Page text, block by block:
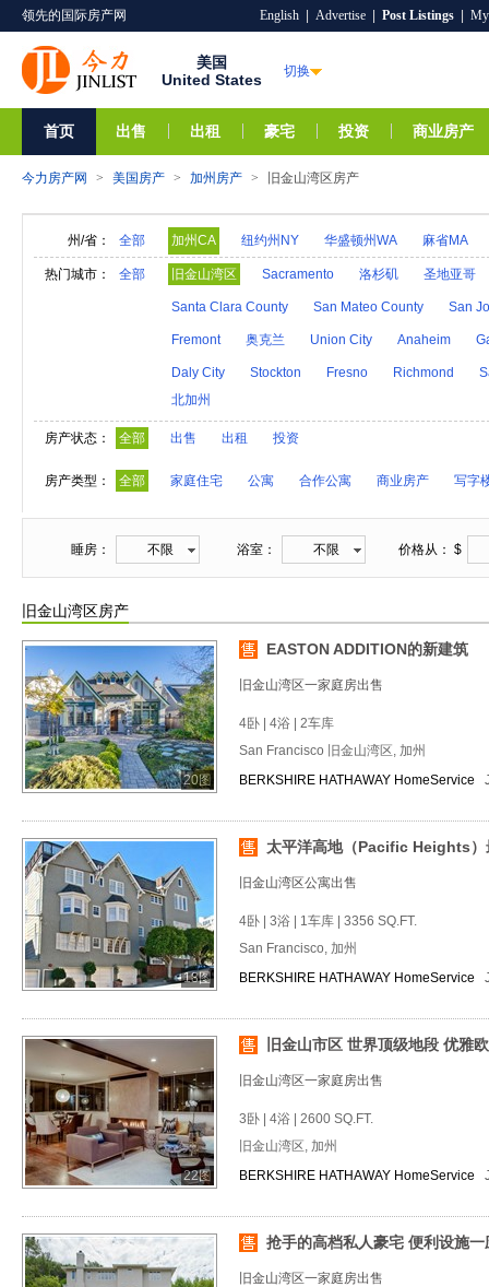
领先的国际房产网 English Advertise Post Listings
美国
United States
切换
首页 出售 出租 豪宅 投资 商业房产
今力房产网 > 美国房产 > 加州房产 > 旧金山湾区房产
州/省： 全部 加州CA 纽约州NY 华盛顿州WA 麻省MA
阿拉巴马AL 夏威夷HI 爱达荷ID 阿拉斯加AK
亚利桑那AZ 阿肯色AR 密歇根MI 明尼苏达
内华达NV 新汉普郡NH 科罗拉多CO 新墨
奥克拉荷马OK 俄勒冈州OR 特拉华DE 罗
维莫特VT
热门城市： 全部 旧金山湾区 Sacramento 洛杉矶 圣地亚哥
Santa Clara County San Mateo County San
Fremont 奥克兰 Union City Anaheim
Daly City Stockton Fresno Richmond
北加州
房产状态： 全部 出售 出租 投资
房产类型： 全部 家庭住宅 公寓 合作公寓 商业房产 写字
睡房： 不限 浴室： 不限 价格从： $
旧金山湾区房产
20图
EASTON ADDITION的新建筑
旧金山湾区一家庭房出售
4卧 | 4浴 | 2车库
San Francisco 旧金山湾区, 加州
BERKSHIRE HATHAWAY HomeService
18图
太平洋高地（Pacific Heights）
旧金山湾区公寓出售
4卧 | 3浴 | 1车库 | 3356 SQ.FT.
San Francisco, 加州
BERKSHIRE HATHAWAY HomeService
22图
旧金山市区 世界顶级地段 优雅
旧金山湾区一家庭房出售
3卧 | 4浴 | 2600 SQ.FT.
旧金山湾区, 加州
BERKSHIRE HATHAWAY HomeService
抢手的高档私人豪宅 便利设施一
旧金山湾区一家庭房出售